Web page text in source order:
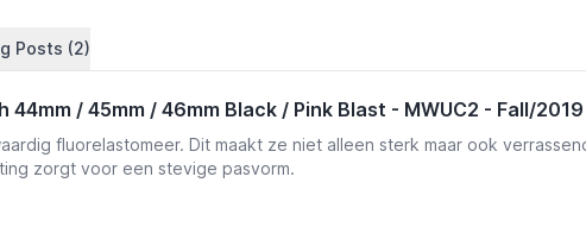
Posts (2)
/ 45mm / 46mm Black / Pink Blast - MWUC2 - Fall/2019
fluorelastomeer. Dit maakt ze niet alleen sterk maar ook
zorgt voor een stevige pasvorm.